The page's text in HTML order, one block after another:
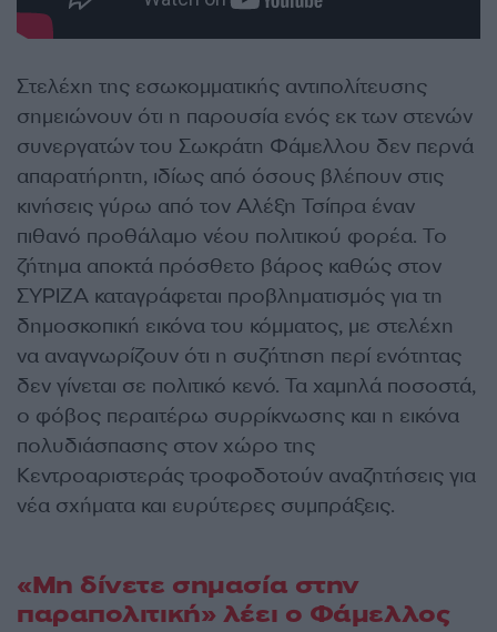
Στελέχη της εσωκομματικής αντιπολίτευσης
σημειώνουν ότι η παρουσία ενός εκ των στενών
συνεργατών του Σωκράτη Φάμελλου δεν περνά
απαρατήρητη, ιδίως από όσους βλέπουν στις
κινήσεις γύρω από τον Αλέξη Τσίπρα έναν
πιθανό προθάλαμο νέου πολιτικού φορέα. Το
ζήτημα αποκτά πρόσθετο βάρος καθώς στον
ΣΥΡΙΖΑ καταγράφεται προβληματισμός για τη
δημοσκοπική εικόνα του κόμματος, με στελέχη
να αναγνωρίζουν ότι η συζήτηση περί ενότητας
δεν γίνεται σε πολιτικό κενό. Τα χαμηλά ποσοστά,
ο φόβος περαιτέρω συρρίκνωσης και η εικόνα
πολυδιάσπασης στον χώρο της
Κεντροαριστεράς τροφοδοτούν αναζητήσεις για
νέα σχήματα και ευρύτερες συμπράξεις.
«Μη δίνετε σημασία στην
παραπολιτική» λέει ο Φάμελλος